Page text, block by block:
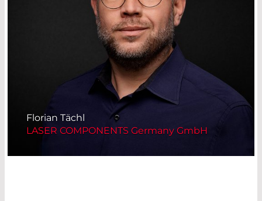
Florian Tächl
LASER COMPONENTS Germany GmbH